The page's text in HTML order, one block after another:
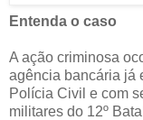
Entenda o caso
A ação criminosa
agência bancária já
Polícia Civil e com
militares do 12º